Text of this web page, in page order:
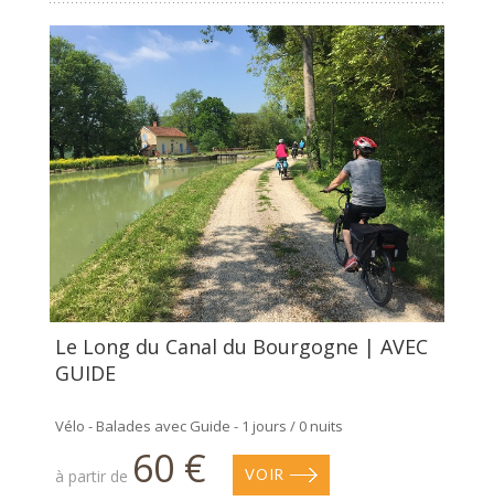
Le Long du Canal du Bourgogne | AVEC
GUIDE
Vélo - Balades avec Guide - 1 jours / 0 nuits
à partir de 60 € VOIR